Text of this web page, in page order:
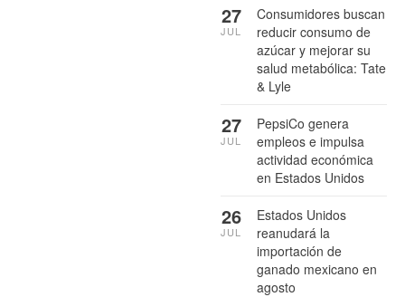
Consumidores buscan
reducir consumo de
azúcar y mejorar su
salud metabólica: Tate
& Lyle
27
JUL
PepsiCo genera
empleos e impulsa
actividad económica
en Estados Unidos
27
JUL
Estados Unidos
reanudará la
importación de
ganado mexicano en
agosto
26
JUL